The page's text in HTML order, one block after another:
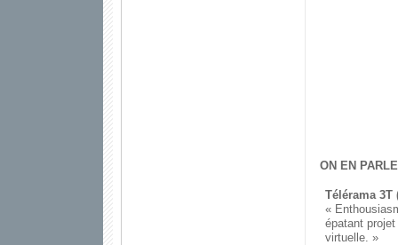
ON EN
Télérama 3T
«
épatant
virtuelle. »